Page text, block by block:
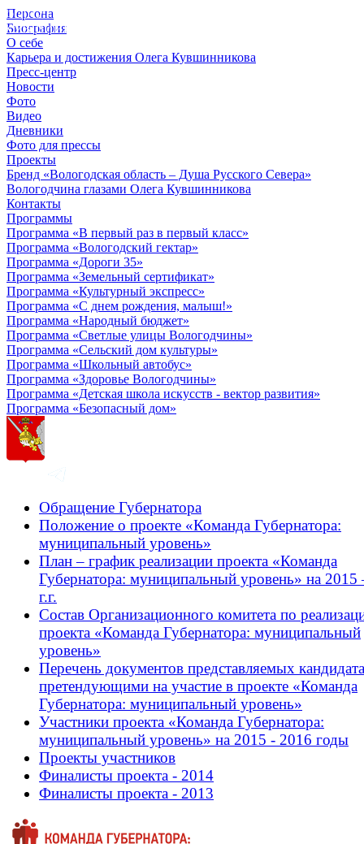
Персона
Биография
О себе
Карьера и достижения Олега Кувшинникова
Пресс-центр
Новости
Фото
Видео
Дневники
Фото для прессы
Проекты
Бренд «Вологодская область – Душа Русского Севера»
Вологодчина глазами Олега Кувшинникова
Контакты
Программы
Программа «В первый раз в первый класс»
Программа «Вологодский гектар»
Программа «Дороги 35»
Программа «Земельный сертификат»
Программа «Культурный экспресс»
Программа «С днем рождения, малыш!»
Программа «Народный бюджет»
Программа «Светлые улицы Вологодчины»
Программа «Сельский дом культуры»
Программа «Школьный автобус»
Программа «Здоровье Вологодчины»
Программа «Детская школа искусств - вектор развития»
Программа «Безопасный дом»
Обращение Губернатора
Положение о проекте «Команда Губернатора:
муниципальный уровень»
План – график реализации проекта «Команда
Губернатора: муниципальный уровень» на 2015
г.г.
Состав Организационного комитета по
проекта «Команда Губернатора: муниципальный
уровень»
Перечень документов представляемых
претендующими на участие в проекте «Команда
Губернатора: муниципальный уровень»
Участники проекта «Команда Губернатора:
муниципальный уровень» на 2015 - 2016 годы
Проекты участников
Финалисты проекта - 2014
Финалисты проекта - 2013
© 2012 - 2023,
КУВШИННИКОВ О.А.